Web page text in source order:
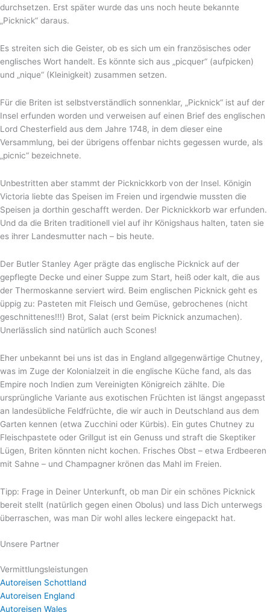
durchsetzen. Erst später wurde das uns noch heute bekannte
„Picknick“ daraus.
Es streiten sich die Geister, ob es sich um ein französisches oder
englisches Wort handelt. Es könnte sich aus „picquer“ (aufpicken)
und „nique“ (Kleinigkeit) zusammen setzen.
Für die Briten ist selbstverständlich sonnenklar, „Picknick“ ist auf der
Insel erfunden worden und verweisen auf einen Brief des englischen
Lord Chesterfield aus dem Jahre 1748, in dem dieser eine
Versammlung, bei der übrigens offenbar nichts gegessen wurde, als
„picnic“ bezeichnete.
Unbestritten aber stammt der Picknickkorb von der Insel. Königin
Victoria liebte das Speisen im Freien und irgendwie mussten die
Speisen ja dorthin geschafft werden. Der Picknickkorb war erfunden.
Und da die Briten traditionell viel auf ihr Königshaus halten, taten sie
es ihrer Landesmutter nach – bis heute.
Der Butler Stanley Ager prägte das englische Picknick auf der
gepflegte Decke und einer Suppe zum Start, heiß oder kalt, die aus
der Thermoskanne serviert wird. Beim englischen Picknick geht es
üppig zu: Pasteten mit Fleisch und Gemüse, gebrochenes (nicht
geschnittenes!!!) Brot, Salat (erst beim Picknick anzumachen).
Unerlässlich sind natürlich auch Scones!
Eher unbekannt bei uns ist das in England allgegenwärtige Chutney,
was im Zuge der Kolonialzeit in die englische Küche fand, als das
Empire noch Indien zum Vereinigten Königreich zählte. Die
ursprüngliche Variante aus exotischen Früchten ist längst angepasst
an landesübliche Feldfrüchte, die wir auch in Deutschland aus dem
Garten kennen (etwa Zucchini oder Kürbis). Ein gutes Chutney zu
Fleischpastete oder Grillgut ist ein Genuss und straft die Skeptiker
Lügen, Briten könnten nicht kochen. Frisches Obst – etwa Erdbeeren
mit Sahne – und Champagner krönen das Mahl im Freien.
Tipp: Frage in Deiner Unterkunft, ob man Dir ein schönes Picknick
bereit stellt (natürlich gegen einen Obolus) und lass Dich unterwegs
überraschen, was man Dir wohl alles leckere eingepackt hat.
Unsere Partner
Vermittlungsleistungen
Autoreisen Schottland
Autoreisen England
Autoreisen Wales